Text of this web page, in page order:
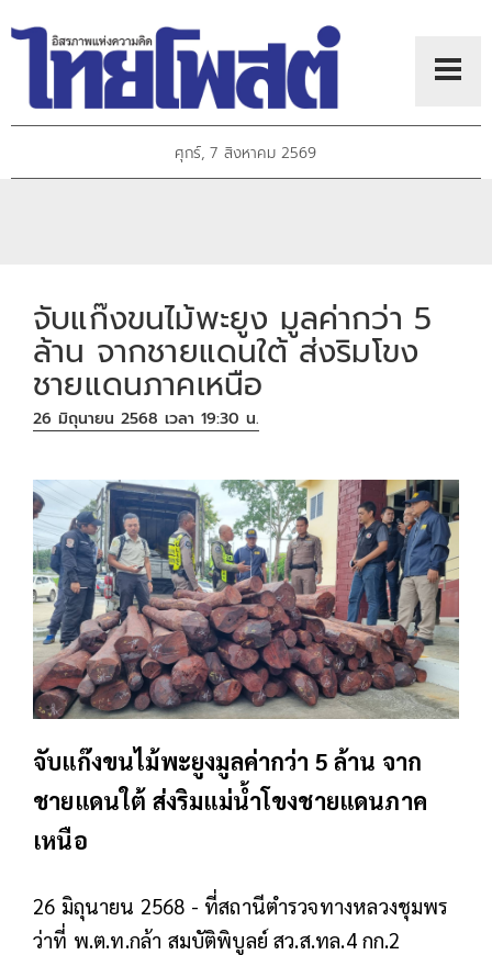
ศุกร์, 7 สิงหาคม 2569
จับแก๊งขนไม้พะยูง มูลค่ากว่า 5
ล้าน จากชายแดนใต้ ส่งริมโขง
ชายแดนภาคเหนือ
26 มิถุนายน 2568 เวลา 19:30 น.
จับแก๊งขนไม้พะยูงมูลค่ากว่า 5 ล้าน จาก
ชายแดนใต้ ส่งริมแม่น้ำโขงชายแดนภาค
เหนือ
26 มิถุนายน 2568 - ที่สถานีตำรวจทางหลวงชุมพร
ว่าที่ พ.ต.ท.กล้า สมบัติพิบูลย์ สว.ส.ทล.4 กก.2